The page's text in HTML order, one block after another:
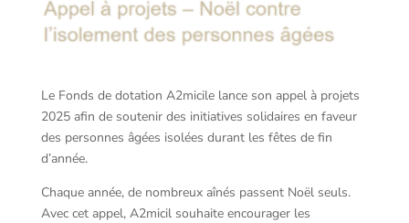
Le Fonds de dotation A2micile lance son appel à projets
2025 afin de soutenir des initiatives solidaires en faveur
des personnes âgées isolées durant les fêtes de fin
d’année.
Chaque année, de nombreux aînés passent Noël seuls.
Avec cet appel, A2micil souhaite encourager les